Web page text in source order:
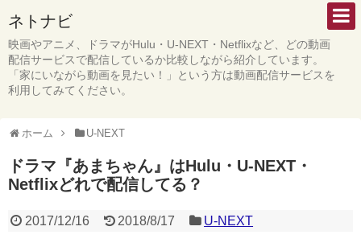
ネトナビ
映画やアニメ、ドラマがHulu・U-NEXT・Netflixなど、どの動画
配信サービスで配信しているか比較しながら紹介しています。
「家にいながら動画を見たい！」という方は動画配信サービスを
利用してみてください。
ホーム U-NEXT
ドラマ『あまちゃん』はHulu・U-NEXT・
Netflixどれで配信してる？
2017/12/16 2018/8/17 U-NEXT